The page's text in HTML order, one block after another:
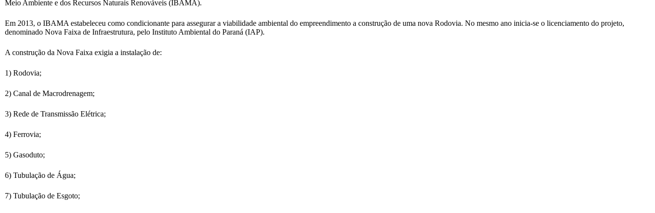
Meio Ambiente e dos Recursos Naturais Renováveis (IBAMA).
Em 2013, o IBAMA estabeleceu como condicionante para assegurar a viabilidade ambiental do empreendimento a construção de uma nova Rodovia. No mesmo ano inicia-se o licenciamento do projeto,
denominado Nova Faixa de Infraestrutura, pelo Instituto Ambiental do Paraná (IAP).
A construção da Nova Faixa exigia a instalação de:
1) Rodovia;
2) Canal de Macrodrenagem;
3) Rede de Transmissão Elétrica;
4) Ferrovia;
5) Gasoduto;
6) Tubulação de Água;
7) Tubulação de Esgoto;